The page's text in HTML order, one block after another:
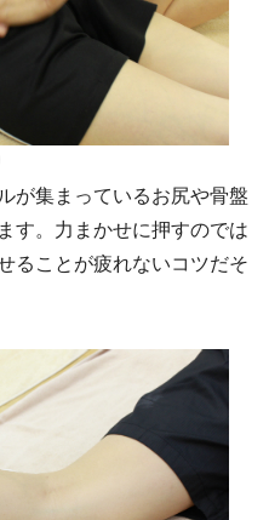
が集まっているお尻や骨盤
す。力まかせに押すのでは
ることが疲れないコツだそ